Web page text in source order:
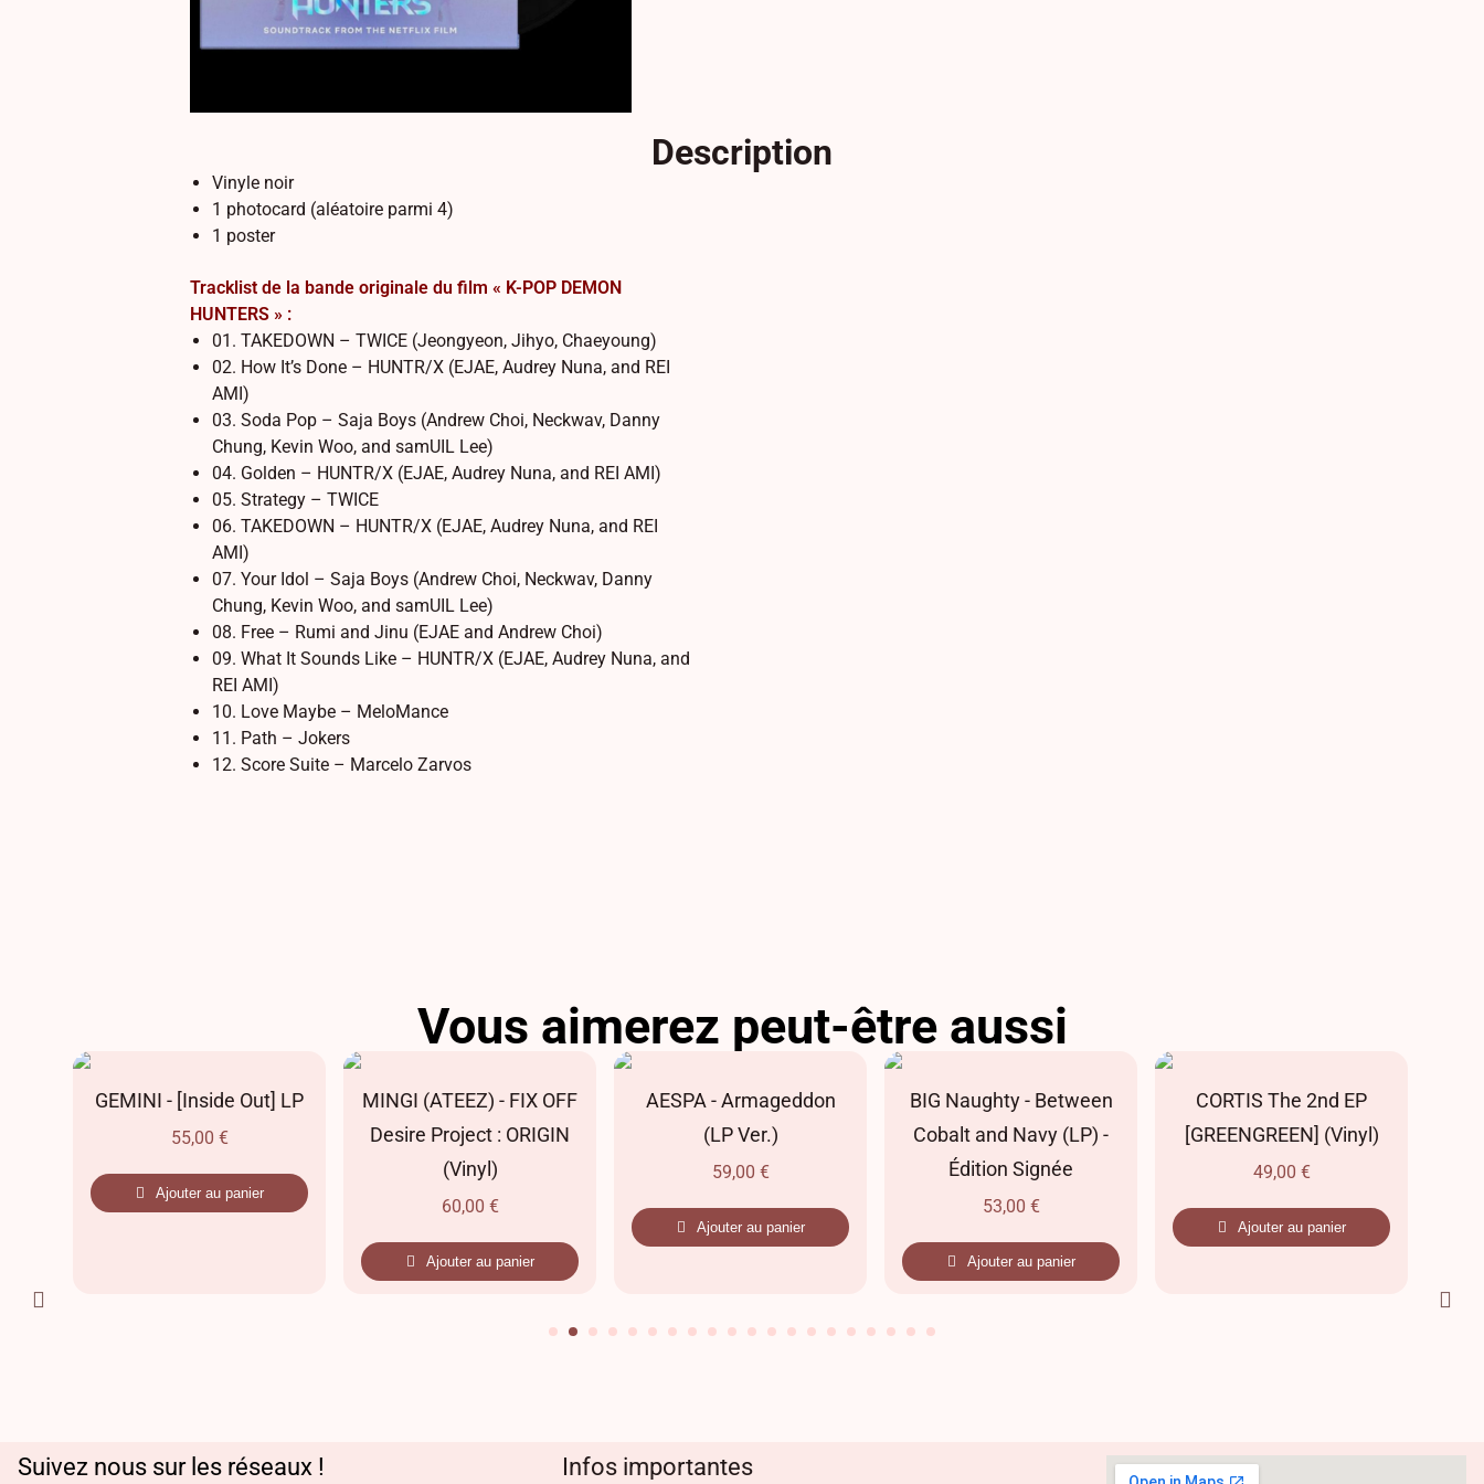
Description
Vinyle noir
1 photocard (aléatoire parmi 4)
1 poster
Tracklist de la bande originale du film « K-POP DEMON
HUNTERS » :
01. TAKEDOWN – TWICE (Jeongyeon, Jihyo, Chaeyoung)
02. How It’s Done – HUNTR/X (EJAE, Audrey Nuna, and REI
AMI)
03. Soda Pop – Saja Boys (Andrew Choi, Neckwav, Danny
Chung, Kevin Woo, and samUIL Lee)
04. Golden – HUNTR/X (EJAE, Audrey Nuna, and REI AMI)
05. Strategy – TWICE
06. TAKEDOWN – HUNTR/X (EJAE, Audrey Nuna, and REI
AMI)
07. Your Idol – Saja Boys (Andrew Choi, Neckwav, Danny
Chung, Kevin Woo, and samUIL Lee)
08. Free – Rumi and Jinu (EJAE and Andrew Choi)
09. What It Sounds Like – HUNTR/X (EJAE, Audrey Nuna, and
REI AMI)
10. Love Maybe – MeloMance
11. Path – Jokers
12. Score Suite – Marcelo Zarvos
Vous aimerez peut-être aussi
GEMINI - [Inside Out] LP
55,00 €
Ajouter au panier
MINGI (ATEEZ) - FIX OFF
Desire Project : ORIGIN
(Vinyl)
60,00 €
Ajouter au panier
AESPA - Armageddon
(LP Ver.)
59,00 €
Ajouter au panier
BIG Naughty - Between
Cobalt and Navy (LP) -
Édition Signée
53,00 €
Ajouter au panier
CORTIS The 2nd EP
[GREENGREEN] (Vinyl)
49,00 €
Ajouter au panier
Suivez nous sur les réseaux ! Infos importantes